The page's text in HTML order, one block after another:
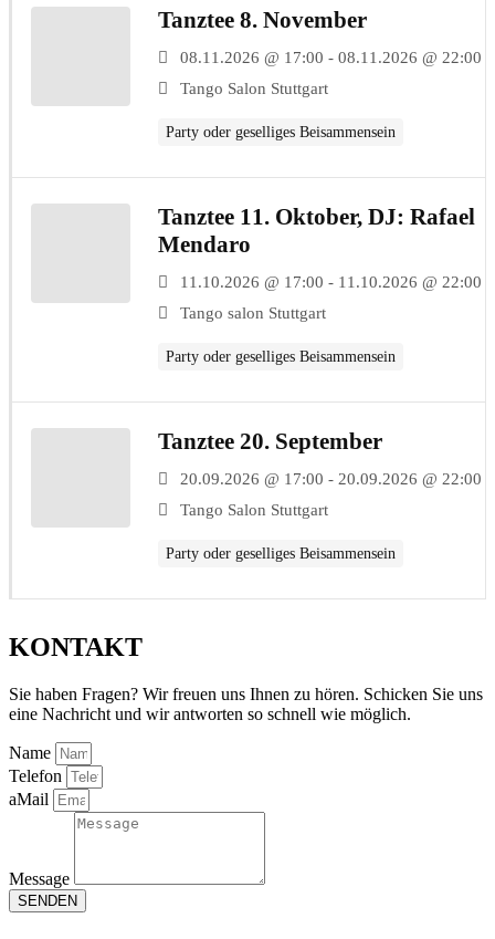
Tanztee 8. November
08.11.2026 @ 17:00 - 08.11.2026 @ 22:00
Tango Salon Stuttgart
Party oder geselliges Beisammensein
Tanztee 11. Oktober, DJ: Rafael
Mendaro
11.10.2026 @ 17:00 - 11.10.2026 @ 22:00
Tango salon Stuttgart
Party oder geselliges Beisammensein
Tanztee 20. September
20.09.2026 @ 17:00 - 20.09.2026 @ 22:00
Tango Salon Stuttgart
Party oder geselliges Beisammensein
KONTAKT
Sie haben Fragen? Wir freuen uns Ihnen zu hören. Schicken Sie uns
eine Nachricht und wir antworten so schnell wie möglich.
Name
Telefon
aMail
Message
SENDEN